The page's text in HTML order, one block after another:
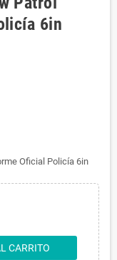
6in
Oficial Policía 6in
CARRITO